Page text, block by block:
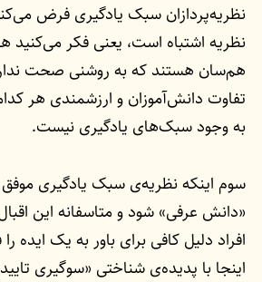
نظریه‌پردازان سبک یادگیری فرض
نظریه اشتباه است، یعنی فکر می‌کنید
هم‌سان هستند که به روشنی صحت
تفاوت دانش‌آموزان و ارزشمندی هر
به وجود سبک‌های یادگیری نیست.
سوم اینکه نظریه‌ی سبک یادگیری
«دانش عرفی» شود و متاسفانه این
افراد دلیل کافی برای باور به یک ایده
اینجا با پدیده‌ی شناختی «سوگیری